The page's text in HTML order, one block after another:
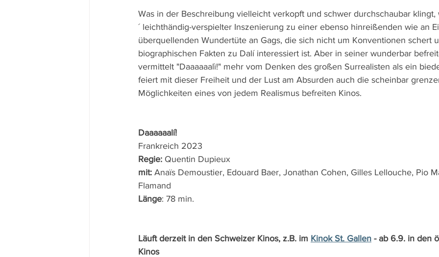
Was in der Beschreibung vielleicht verkopft und schwer durchschaubar
´ leichthändig-verspielter Inszenierung zu einer ebenso hinreißenden wie an
überquellenden Wundertüte an Gags, die sich nicht um Konventionen schert
biographischen Fakten zu Dalí interessiert ist. Aber in seiner wunderbar
vermittelt "Daaaaaalì!" mehr vom Denken des großen Surrealisten als ein
feiert mit dieser Freiheit und der Lust am Absurden auch die scheinbar
Möglichkeiten eines von jedem Realismus befreiten Kinos.
Daaaaaalí!
Frankreich 2023
Regie: Quentin Dupieux
mit: Anaïs Demoustier, Edouard Baer, Jonathan Cohen, Gilles Lellouche, Pio
Flamand
Länge: 78 min.
Läuft derzeit in den Schweizer Kinos, z.B. im Kinok St. Gallen - ab 6.9. in den
Kinos